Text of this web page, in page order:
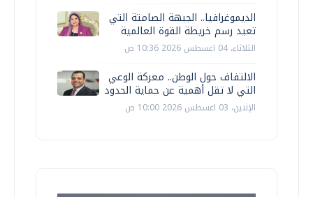
الديموغرافيا.. الجبهة الصامتة التي
تعيد رسم خريطة القوة العالمية
الثلاثاء، 04 اغسطس 2026 10:36 ص
الالتفاف حول الوطن.. معركة الوعي
التي لا تقل أهمية عن حماية الحدود
الإثنين، 03 اغسطس 2026 10:00 ص